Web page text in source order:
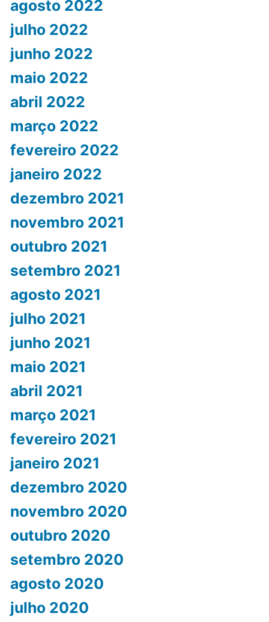
agosto 2022
julho 2022
junho 2022
maio 2022
abril 2022
março 2022
fevereiro 2022
janeiro 2022
dezembro 2021
novembro 2021
outubro 2021
setembro 2021
agosto 2021
julho 2021
junho 2021
maio 2021
abril 2021
março 2021
fevereiro 2021
janeiro 2021
dezembro 2020
novembro 2020
outubro 2020
setembro 2020
agosto 2020
julho 2020